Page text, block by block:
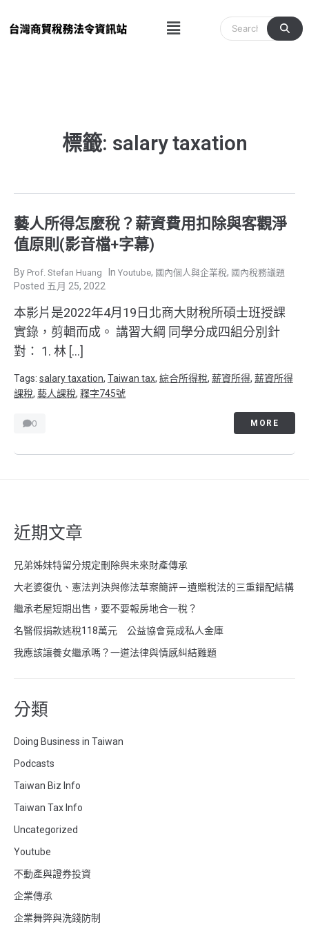
Menu
標籤: salary taxation
藝人所得怎麼稅？薪資費用扣除與客觀淨
值原則(影音檔+字幕)
Prof. Stefan Huang Youtube, 國內個人與企業稅, 國內稅務議題
五月 25, 2022
本影片是2022年4月19日北商大財稅所碩士班授課
實錄，剪輯而成。 講習大綱 同學分成四組分別針
對： 1. 林 […]
Tags: salary taxation, Taiwan tax, 綜合所得稅, 薪資所得, 薪資所得
課稅, 藝人課稅, 釋字745號
0 MORE
近期文章
兄弟姊妹特留分規定刪除與未來財產傳承
大老婆復仇、憲法判決與修法草案簡評－遺贈稅法的三重錯配結構
繼承老屋短期出售，要不要報房地合一稅？
名醫假捐款逃稅118萬元 公益協會竟成私人金庫
我應該讓養女繼承嗎？一道法律與情感糾結難題
分類
Doing Business in Taiwan
Podcasts
Taiwan Biz Info
Taiwan Tax Info
Uncategorized
Youtube
不動產與證券投資
企業傳承
企業舞弊與洗錢防制